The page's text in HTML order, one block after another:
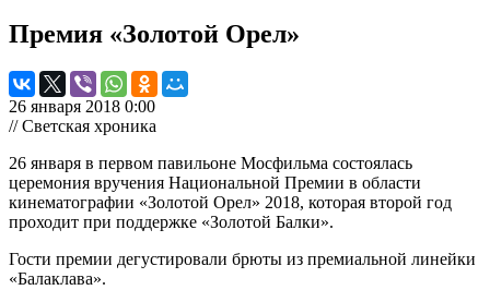
Премия «Золотой Орел»
26 января 2018 0:00
// Светская хроника
26 января в первом павильоне Мосфильма состоялась
церемония вручения Национальной Премии в области
кинематографии «Золотой Орел» 2018, которая второй год
проходит при поддержке «Золотой Балки».
Гости премии дегустировали брюты из премиальной линейки
«Балаклава».